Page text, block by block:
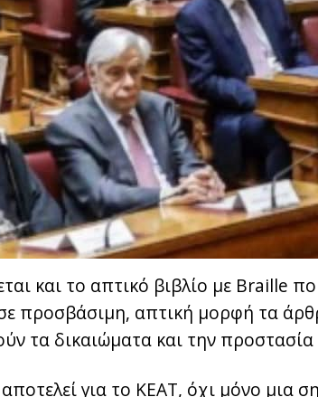
και το απτικό βιβλίο με Braille
προσβάσιμη, απτική μορφή τα
τα δικαιώματα και την
για το ΚΕΑΤ, όχι μόνο μια